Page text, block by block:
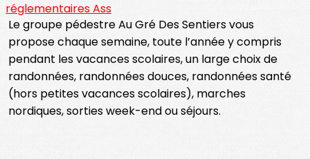
réglementaires Ass
Le groupe pédestre Au Gré Des Sentiers vous
propose chaque semaine, toute l’année y compris
pendant les vacances scolaires, un large choix de
randonnées, randonnées douces, randonnées santé
(hors petites vacances scolaires), marches
nordiques, sorties week-end ou séjours.